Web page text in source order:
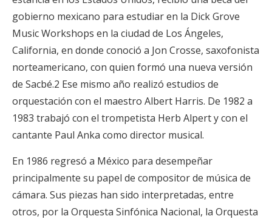
gobierno mexicano para estudiar en la Dick Grove
Music Workshops en la ciudad de Los Ángeles,
California, en donde conoció a Jon Crosse, saxofonista
norteamericano, con quien formó una nueva versión
de Sacbé.2 Ese mismo año realizó estudios de
orquestación con el maestro Albert Harris. De 1982 a
1983 trabajó con el trompetista Herb Alpert y con el
cantante Paul Anka como director musical.
En 1986 regresó a México para desempeñar
principalmente su papel de compositor de música de
cámara. Sus piezas han sido interpretadas, entre
otros, por la Orquesta Sinfónica Nacional, la Orquesta